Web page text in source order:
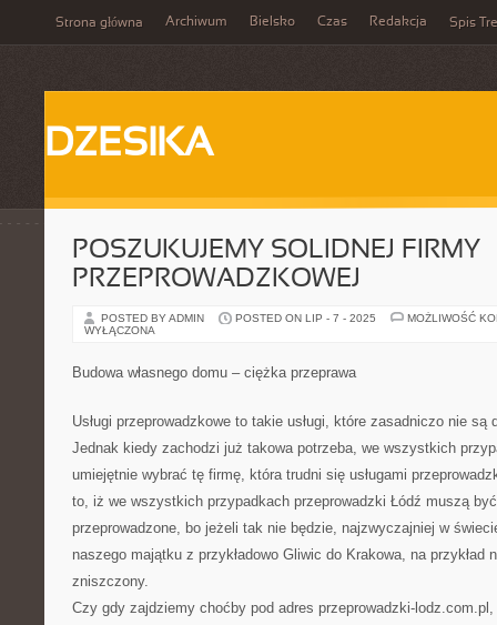
Strona główna Archiwum Bielsko Czas Redakcja Spis
DZESIKA
POSZUKUJEMY SOLIDNEJ FIRMY
PRZEPROWADZKOWEJ
POSTED BY ADMIN POSTED ON LIP - 7 - 2025
MOŻLIWOŚĆ
WYŁĄCZONA
Budowa własnego domu – ciężka przeprawa
Usługi przeprowadzkowe to takie usługi, które zasadniczo nie
Jednak kiedy zachodzi już takowa potrzeba, we wszystkich
umiejętnie wybrać tę firmę, która trudni się usługami
to, iż we wszystkich przypadkach przeprowadzki Łódź muszą
przeprowadzone, bo jeżeli tak nie będzie, najzwyczajniej w
naszego majątku z przykładowo Gliwic do Krakowa, na przykład
zniszczony.
Czy gdy zajdziemy choćby pod adres przeprowadzki-